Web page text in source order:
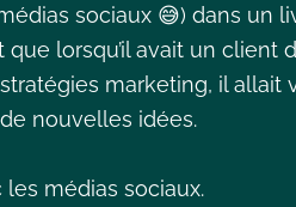
sociaux 😅) dans un
lorsqu’il avait un client
marketing, il allait
nouvelles idées.
les médias sociaux.